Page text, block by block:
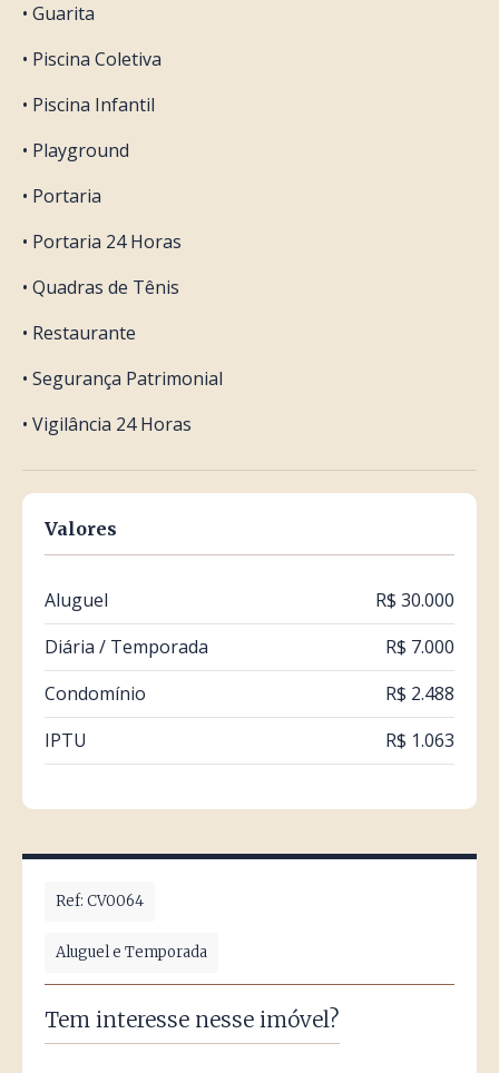
• Guarita
• Piscina Coletiva
• Piscina Infantil
• Playground
• Portaria
• Portaria 24 Horas
• Quadras de Tênis
• Restaurante
• Segurança Patrimonial
• Vigilância 24 Horas
Valores
Aluguel
R$ 30.000
Diária / Temporada
R$ 7.000
Condomínio
R$ 2.488
IPTU
R$ 1.063
Ref: CV0064
Aluguel e Temporada
Tem interesse nesse imóvel?